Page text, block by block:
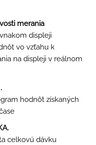
merania
displeji
vo vzťahu k
na displeji v reálnom
.
hodnôt získaných
celkovú dávku